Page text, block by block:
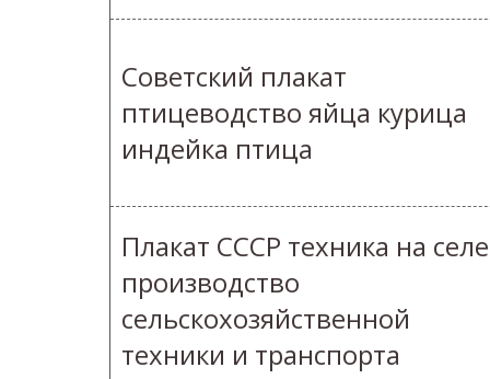
Советский плакат
птицеводство яйца курица
индейка птица
Плакат СССР техника на селе
производство
сельскохозяйственной
техники и транспорта